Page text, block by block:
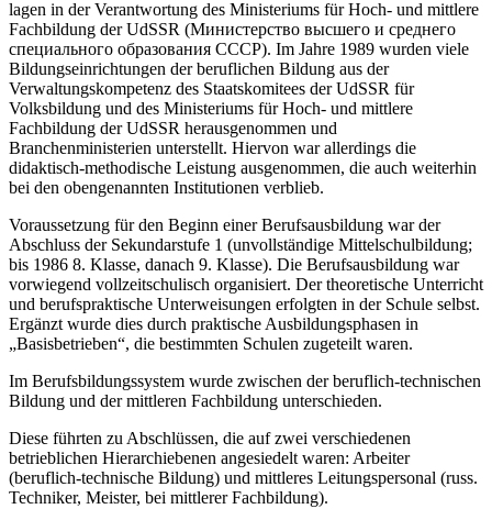
lagen in der Verantwortung des Ministeriums für Hoch- und mittlere
Fachbildung der UdSSR (Министерство высшего и среднего
специального образования СССР). Im Jahre 1989 wurden viele
Bildungseinrichtungen der beruflichen Bildung aus der
Verwaltungskompetenz des Staatskomitees der UdSSR für
Volksbildung und des Ministeriums für Hoch- und mittlere
Fachbildung der UdSSR herausgenommen und
Branchenministerien unterstellt. Hiervon war allerdings die
didaktisch-methodische Leistung ausgenommen, die auch weiterhin
bei den obengenannten Institutionen verblieb.
Voraussetzung für den Beginn einer Berufsausbildung war der
Abschluss der Sekundarstufe 1 (unvollständige Mittelschulbildung;
bis 1986 8. Klasse, danach 9. Klasse). Die Berufsausbildung war
vorwiegend vollzeitschulisch organisiert. Der theoretische Unterricht
und berufspraktische Unterweisungen erfolgten in der Schule selbst.
Ergänzt wurde dies durch praktische Ausbildungsphasen in
„Basisbetrieben“, die bestimmten Schulen zugeteilt waren.
Im Berufsbildungssystem wurde zwischen der beruflich-technischen
Bildung und der mittleren Fachbildung unterschieden.
Diese führten zu Abschlüssen, die auf zwei verschiedenen
betrieblichen Hierarchiebenen angesiedelt waren: Arbeiter
(beruflich-technische Bildung) und mittleres Leitungspersonal (russ.
Techniker, Meister, bei mittlerer Fachbildung).